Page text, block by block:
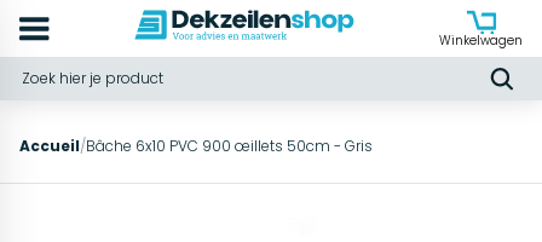
Winkelwagen
Accueil/Bâche 6x10 PVC 900 œillets 50cm - Gris